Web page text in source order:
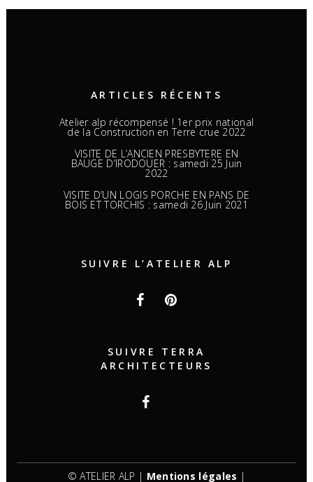
ARTICLES RÉCENTS
Atelier alp récompensé ! 1er prix national
de la Construction en Terre crue 2022
VISITE DE L’ANCIEN PRESBYTERE EN
BAUGE D’IRODOUER : samedi 25 Juin
2022
VISITE D’UN LOGIS PORCHE EN PANS DE
BOIS ET TORCHIS : samedi 26 Juin 2021
SUIVRE L’ATELIER ALP
SUIVRE TERRA
ARCHITECTEURS
© ATELIER ALP | Mentions légales |